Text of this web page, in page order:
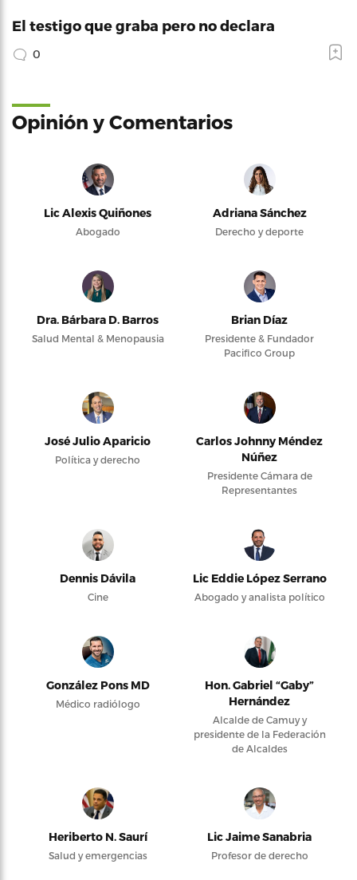
El testigo que graba pero no declara
0
Opinión y Comentarios
Lic Alexis Quiñones
Abogado
Adriana Sánchez
Derecho y deporte
Dra. Bárbara D. Barros
Salud Mental & Menopausia
Brian Díaz
Presidente & Fundador
Pacifico Group
José Julio Aparicio
Política y derecho
Carlos Johnny Méndez
Núñez
Presidente Cámara de
Representantes
Dennis Dávila
Cine
Lic Eddie López Serrano
Abogado y analista político
González Pons MD
Médico radiólogo
Hon. Gabriel “Gaby”
Hernández
Alcalde de Camuy y
presidente de la Federación
de Alcaldes
Heriberto N. Saurí
Salud y emergencias
Lic Jaime Sanabria
Profesor de derecho